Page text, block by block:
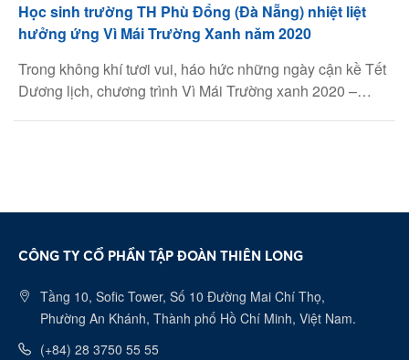
Học sinh trường TH Phù Đổng (Đà Nẵng) nhiệt liệt
hưởng ứng Vì Mái Trường Xanh năm 2020
Trong không khí tươi vui, háo hức những ngày cận kề Tết
Dương lịch, chương trình Vì Mái Trường xanh 2020 –
CÔNG TY CỔ PHẦN TẬP ĐOÀN THIÊN LONG
Tầng 10, Sofic Tower, Số 10 Đường Mai Chí Thọ,
Phường An Khánh, Thành phố Hồ Chí Minh, Việt Nam.
(+84) 28 3750 55 55